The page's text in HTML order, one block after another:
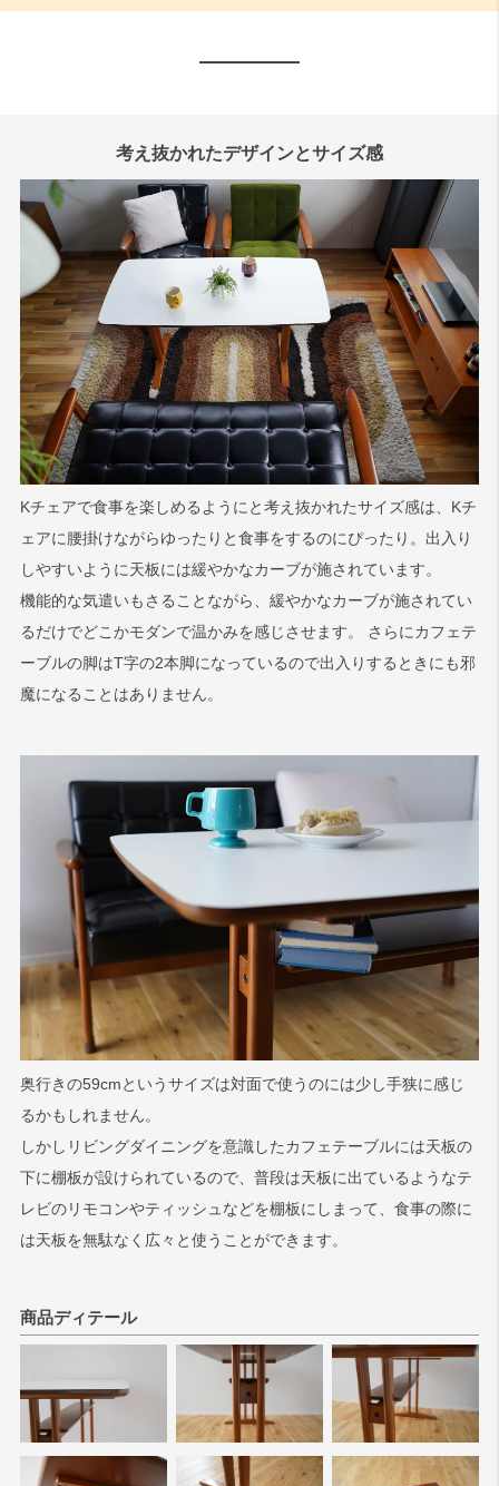
考え抜かれたデザインとサイズ感
Kチェアで食事を楽しめるようにと考え抜かれたサイズ感は、Kチ
ェアに腰掛けながらゆったりと食事をするのにぴったり。出入り
しやすいように天板には緩やかなカーブが施されています。
機能的な気遣いもさることながら、緩やかなカーブが施されてい
るだけでどこかモダンで温かみを感じさせます。 さらにカフェテ
ーブルの脚はT字の2本脚になっているので出入りするときにも邪
魔になることはありません。
奥行きの59cmというサイズは対面で使うのには少し手狭に感じ
るかもしれません。
しかしリビングダイニングを意識したカフェテーブルには天板の
下に棚板が設けられているので、普段は天板に出ているようなテ
レビのリモコンやティッシュなどを棚板にしまって、食事の際に
は天板を無駄なく広々と使うことができます。
商品ディテール